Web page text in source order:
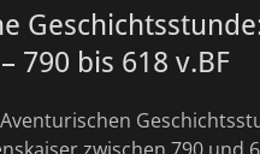
790 bis 618 v.BF